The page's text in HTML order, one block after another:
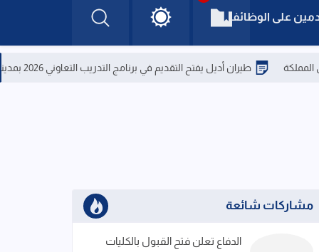
على الوظائف
طيران أديل يفتح التقديم في برنامج التدريب التعاوني 2026 بمدينة جدة
مشاركات شائعة
الدفاع تعلن فتح القبول بالكليات